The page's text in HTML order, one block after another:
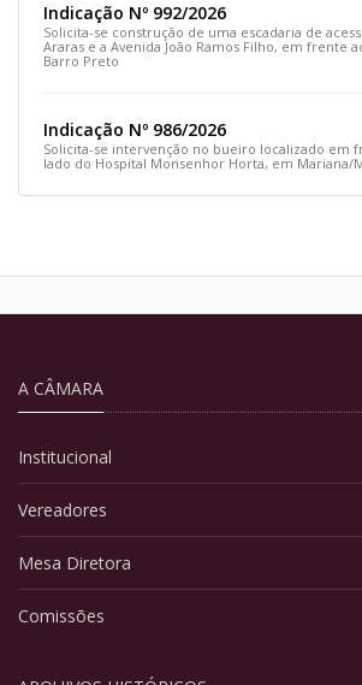
Indicação Nº 992/2026
Solicita-se construção de uma escadaria de
Araras e a Avenida João Ramos Filho, em frente
Barro Preto
Indicação Nº 986/2026
Solicita-se intervenção no bueiro localizado em
lado do Hospital Monsenhor Horta, em Mariana/
A CÂMARA
Institucional
Vereadores
Mesa Diretora
Comissões